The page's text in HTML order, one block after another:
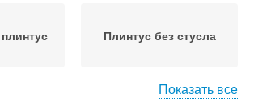
Плинтус без стусла
Показать все